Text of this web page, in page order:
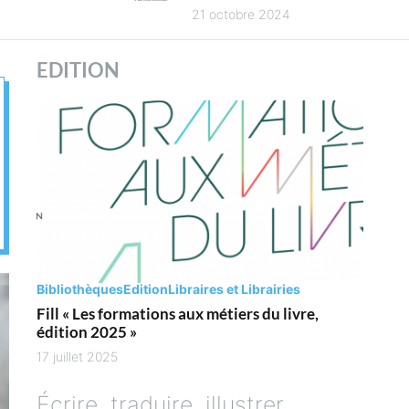
des
21 octobre 2024
EDITION
BibliothèquesEditionLibraires et Librairies
Fill « Les formations aux métiers du livre,
édition 2025 »
17 juillet 2025